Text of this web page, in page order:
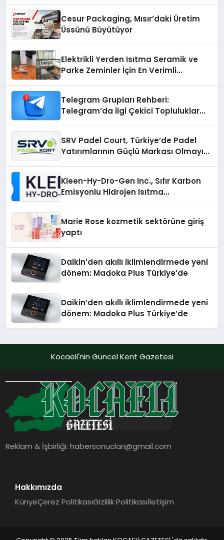
Cesur Packaging, Mısır’daki Üretim
Üssünü Büyütüyor
Elektrikli Yerden Isıtma Seramik ve
Parke Zeminler İçin En Verimli
Telegram Grupları Rehberi:
Telegram’da İlgi Çekici Topluluklar
SRV Padel Court, Türkiye’de Padel
Yatırımlarının Güçlü Markası Olmayı
Kleen-Hy-Dro-Gen Inc., Sıfır Karbon
Emisyonlu Hidrojen Isıtma
Marie Rose kozmetik sektörüne giriş
yaptı
Daikin’den akıllı iklimlendirmede yeni
dönem: Madoka Plus Türkiye’de
Daikin’den akıllı iklimlendirmede yeni
dönem: Madoka Plus Türkiye’de
Kocaeli'nin Güncel Kent Gazetesi
Reklam & İşbirliği:habersonuclari@gmail.com
Hakkımızda
KünyeÇerez PolitikasıGizlilik Politikasıİletişim